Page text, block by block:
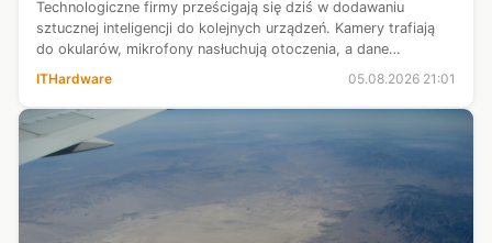
Technologiczne firmy prześcigają się dziś w dodawaniu
sztucznej inteligencji do kolejnych urządzeń. Kamery trafiają
do okularów, mikrofony nasłuchują otoczenia, a dane
zrobić coś zupełnie odwrotn...
ITHardware 05.08.2026 21:01